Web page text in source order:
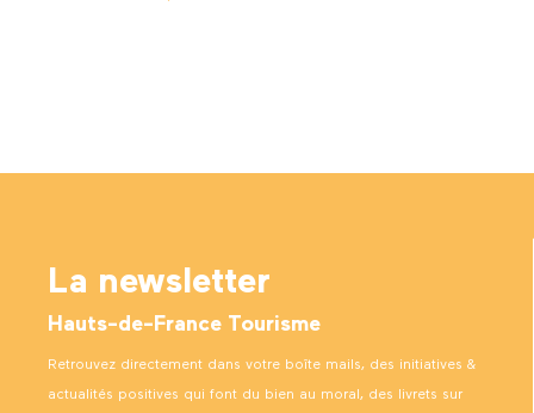
La newsletter
Hauts-de-France Tourisme
Retrouvez directement dans votre boîte mails, des initiatives &
actualités positives qui font du bien au moral, des livrets sur